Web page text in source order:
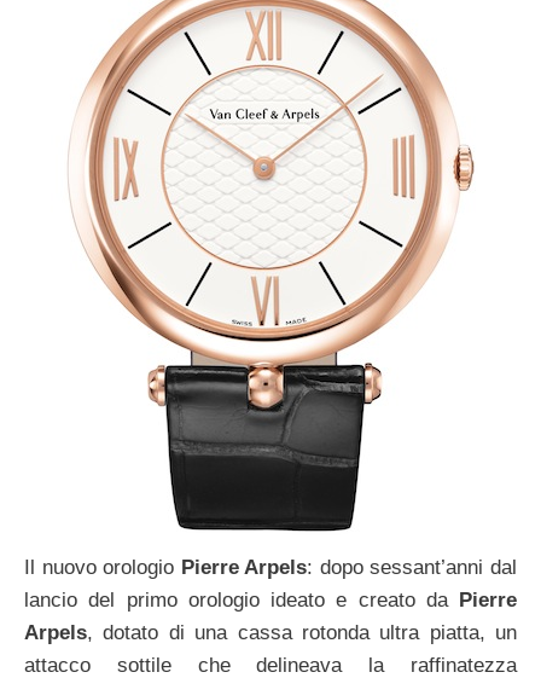
Il nuovo orologio Pierre Arpels: dopo sessant’anni dal
lancio del primo orologio ideato e creato da Pierre
Arpels, dotato di una cassa rotonda ultra piatta, un
attacco sottile che delineava la raffinatezza